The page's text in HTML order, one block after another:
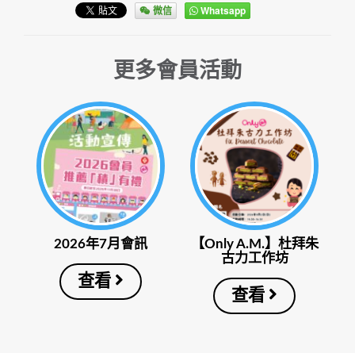
微信 Whatsapp
更多會員活動
2026年7月會訊
查看
【Only A.M.】杜拜朱
古力工作坊
查看